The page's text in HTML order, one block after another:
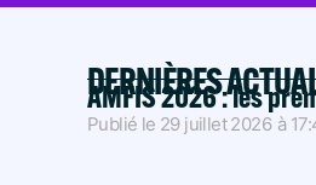
DERNIÈRES
AMFIS 2026 : les
Publié le 29 juillet 2026 à